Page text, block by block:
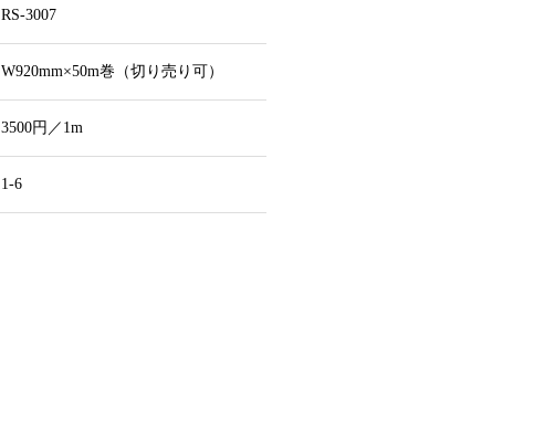
RS-3007
W920mm×50m巻（切り売り可）
3500円／1m
1-6